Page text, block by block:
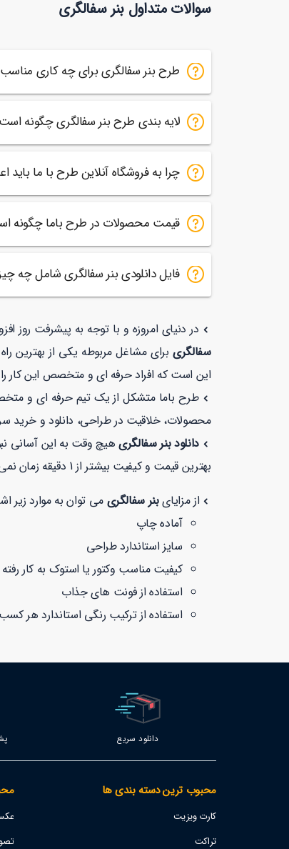
سوالات متداول بنر سفالگری
طرح بنر سفالگری برای چه کاری
لایه بندی طرح بنر سفالگری چگونه
چرا به فروشگاه آنلاین طرح با ما باید
قیمت محصولات در طرح باما چگونه
فایل دانلودی بنر سفالگری شامل چه
در دنیای امروزه و با توجه به پیشرفت روز
سفالگری برای مشاغل مربوطه یکی از بهترین
این است که افراد حرفه ای و متخصص این کار
طرح باما متشکل از یک تیم حرفه ای و
محصولات، خلاقیت در طراحی، دانلود و
دانلود بنر سفالگری هیچ وقت به این آسانی
بهترین قیمت و کیفیت بیشتر از 1 دقیقه زمان نمی برد. همچنین شما می توانید در طرح با ما با خیالی راحت با توجه به نماد
از مزایایبنر سفالگریمی توان به موارد زیر
آماده چاپ
سایز استاندارد طراحی
کیفیت مناسب وکتور یا استوک به کار رفته
استفاده از فونت های جذاب
استفاده از ترکیب رنگی استاندارد هر
دانلود سریع
محبوب ترین دسته بندی ها
کارت ویزیت
تراکت